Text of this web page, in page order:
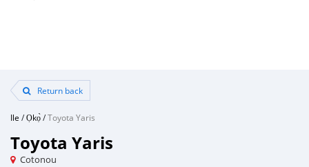
Return back
Ile /Ọkọ̀/Toyota Yaris
Toyota Yaris
Cotonou